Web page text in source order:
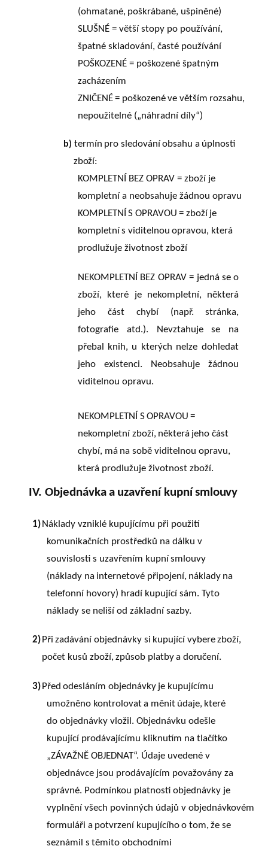
(ohmatané, poškrábané, ušpiněné)
SLUŠNÉ = větší stopy po používání,
špatné skladování, časté používání
POŠKOZENÉ = poškozené špatným
zacházením
ZNIČENÉ = poškozené ve větším rozsahu,
nepoužitelné („náhradní díly“)
b) termín pro sledování obsahu a úplnosti
zboží:
KOMPLETNÍ BEZ OPRAV = zboží je
kompletní a neobsahuje žádnou opravu
KOMPLETNÍ S OPRAVOU = zboží je
kompletnís viditelnou opravou, která
prodlužuje životnost zboží
NEKOMPLETNÍ BEZ OPRAV = jedná se o
zboží,
které je nekompletní,
některá
jeho část
chybí (např.
stránka,
fotografie
atd.). Nevztahuje se
na
přebal
knih, u kterých nelze dohledat
jeho existenci. Neobsahuje žádnou
viditelnou opravu.
NEKOMPLETNÍ S OPRAVOU =
nekompletní zboží, některá jeho část
chybí, má na sobě viditelnou opravu,
která prodlužuje životnost zboží.
IV. Objednávka a uzavření kupní smlouvy
1) Náklady vzniklé kupujícímu při použití
komunikačních prostředků na dálku v
souvislosti s uzavřením kupní smlouvy
(náklady na internetové připojení, náklady na
telefonní hovory) hradí kupující sám. Tyto
náklady se neliší od základní sazby.
2) Při zadávání objednávky si kupující vybere zboží,
počet kusů zboží, způsob platby a doručení.
3) Před odesláním objednávky je kupujícímu
umožněno kontrolovat a měnit údaje, které
do objednávky vložil. Objednávku odešle
kupující prodávajícímu kliknutím na tlačítko
„ZÁVAŽNĚ OBJEDNAT“. Údaje uvedené v
objednávce jsou prodávajícím považovány za
správné. Podmínkou platnosti objednávky je
vyplnění všech povinných údajů v objednávkovém
formuláři a potvrzení kupujícího o tom, že se
seznámil s těmito obchodními